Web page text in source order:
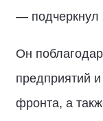
— подчеркнул
Он
предприятий
фронта, а